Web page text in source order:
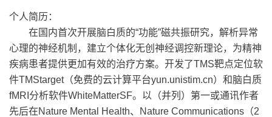
个人简历：
在国内首次开展脑白质的“功能”磁共振研究，解析异常
心理的神经机制，建立个体化无创神经调控新理论，为精神
疾病患者提供更加有效的治疗方案。开发了TMS靶点定位软
件TMStarget（免费的云计算平台yun.unistim.cn）和脑白质
fMRI分析软件WhiteMatterSF。以（并列）第一或通讯作者
先后在Nature Mental Health、Nature Communications（2